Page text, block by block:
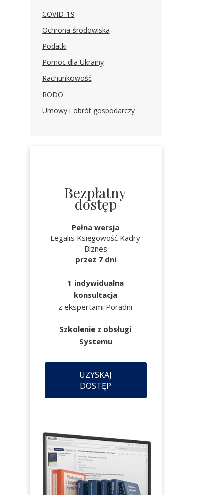
COVID-19
Ochrona środowiska
Podatki
Pomoc dla Ukrainy
Rachunkowość
RODO
Umowy i obrót gospodarczy
Bezpłatny
dostęp
Pełna wersja
Legalis Księgowość Kadry
Biznes
przez 7 dni
1 indywidualna
konsultacja
z ekspertami Poradni
Szkolenie z obsługi
Systemu
UZYSKAJ
DOSTĘP